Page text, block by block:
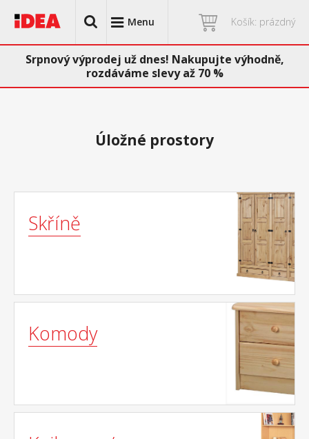
Menu Košík: prázdný
Srpnový výprodej už dnes! Nakupujte výhodně,
rozdáváme slevy až 70 %
Úložné prostory
Skříně
Komody